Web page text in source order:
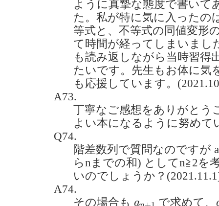
ように真摯な態度で書いて
た。私が特に気に入ったの
等式と、不等式の同値変形
て時間が経ってしまいまし
も読み返しながら当時習得
たいです。先生もお体に気
も応援しています。
A73.
丁寧なご感想をありがとう
よい本になるように努めて
Q74.
階差数列で質問なのですが
らnまでの和) としてn≧2を
いのでしょうか？
A74.
その場合も a
an +1 で求めて、